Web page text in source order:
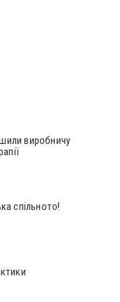
виробничу
спільното!